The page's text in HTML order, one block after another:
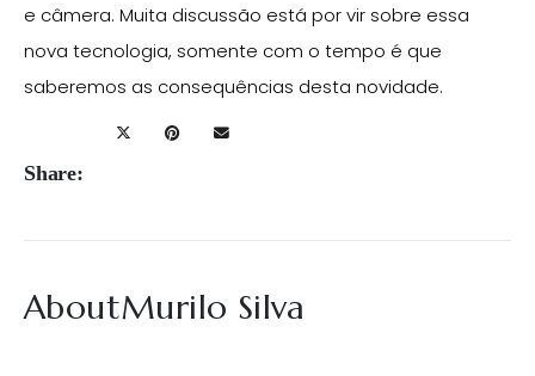
e câmera. Muita discussão está por vir sobre essa
nova tecnologia, somente com o tempo é que
saberemos as consequências desta novidade.
Share:
AboutMurilo Silva